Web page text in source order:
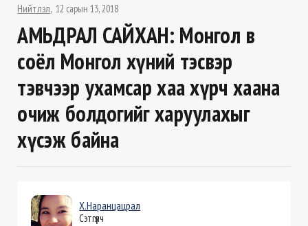
Нийтлэл 12 сарын 13, 2018
АМЬДРАЛ САЙХАН: Монгол өв
соёл Монгол хүний тэсвэр
тэвчээр ухамсар хаа хүрч хаана
очиж болдогийг харуулахыг
хүсэж байна
Х.Наранцацрал
Сэтгүүлч